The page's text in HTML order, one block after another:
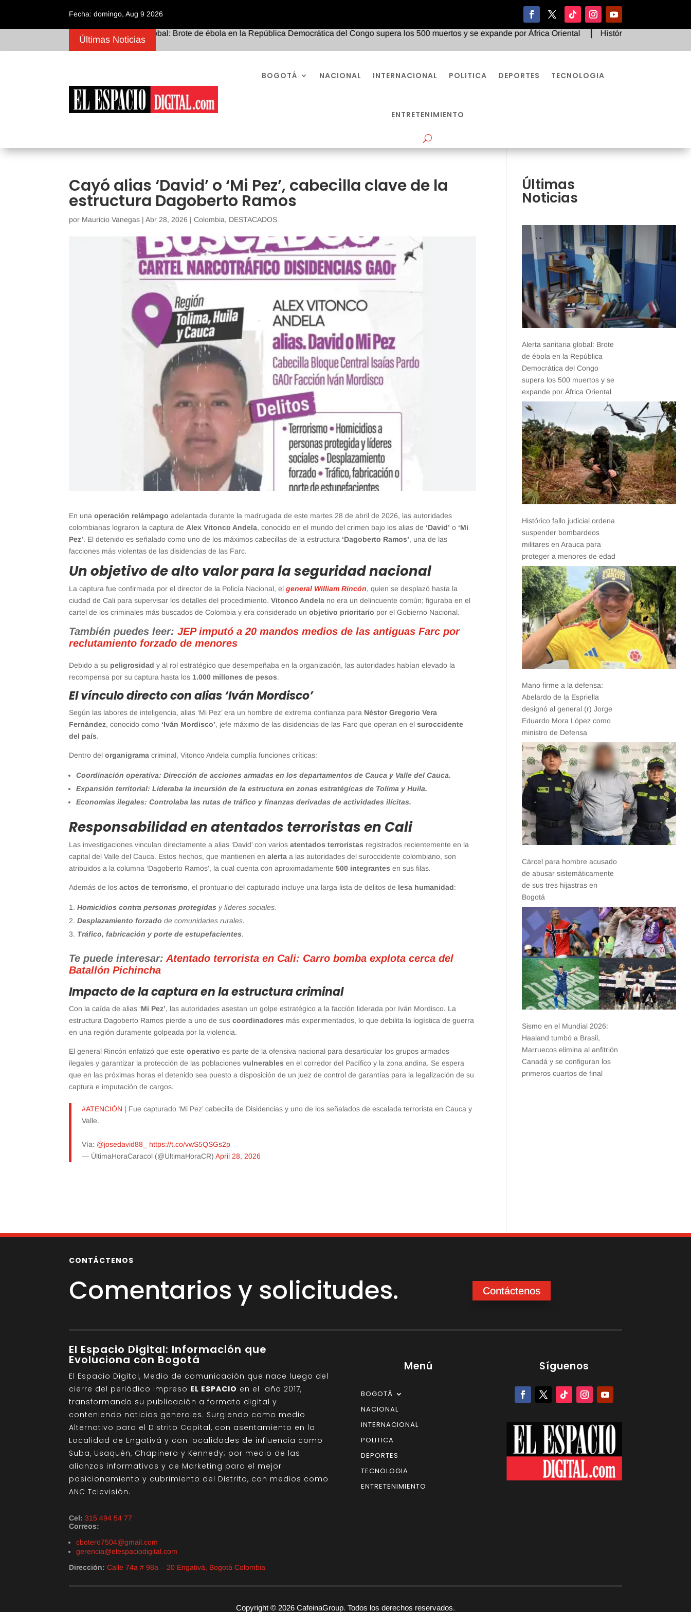
Fecha: domingo, Aug 9 2026
Últimas Noticias
Alerta sanitaria global: Brote de ébola en la República Democrática del Congo supera los 500 muertos y se expande por África Oriental Histórico fallo judicial ordena
BOGOTÁ NACIONAL INTERNACIONAL POLITICA DEPORTES TECNOLOGIA
ENTRETENIMIENTO
Cayó alias ‘David’ o ‘Mi Pez’, cabecilla clave de la
estructura Dagoberto Ramos
por Mauricio Vanegas |Abr 28, 2026 |Colombia, DESTACADOS
En unaoperación relámpago adelantada durante la madrugada de este martes 28 de abril de 2026, las autoridades
colombianas lograron la captura de Alex Vitonco Andela, conocido en el mundo del crimen bajo los alias de ‘David’ o ‘Mi
Pez’. El detenido es señalado como uno de los máximos cabecillas de la estructura ‘Dagoberto Ramos’, una de las
facciones más violentas de las disidencias de las Farc.
Un objetivo de alto valor para la seguridad nacional
La captura fue confirmada por el director de la Policía Nacional, elgeneral William Rincón, quien se desplazó hasta la
ciudad de Cali para supervisar los detalles del procedimiento.Vitonco Andela no era un delincuente común; figuraba en el
cartel de los criminales más buscados de Colombia y era considerado unobjetivo prioritario por el Gobierno Nacional.
También puedes leer:JEP imputó a 20 mandos medios de las antiguas Farc por
reclutamiento forzado de menores
Debido a su peligrosidad y al rol estratégico que desempeñaba en la organización, las autoridades habían elevado la
recompensa por su captura hasta los 1.000 millones de pesos.
El vínculo directo con alias ‘Iván Mordisco’
Según las labores de inteligencia, alias ‘Mi Pez’ era un hombre de extrema confianza para Néstor Gregorio Vera
Fernández, conocido como ‘Iván Mordisco’, jefe máximo de las disidencias de las Farc que operan en elsuroccidente
del país.
Dentro delorganigrama criminal, Vitonco Andela cumplía funciones críticas:
Coordinación operativa: Dirección de acciones armadas en los departamentos de Cauca y Valle del Cauca.
Expansión territorial: Lideraba la incursión de la estructura en zonas estratégicas de Tolima y Huila.
Economías ilegales: Controlaba las rutas de tráfico y finanzas derivadas de actividades ilícitas.
Responsabilidad en atentados terroristas en Cali
Las investigaciones vinculan directamente a alias ‘David’ con variosatentados terroristas registrados recientemente en la
capital del Valle del Cauca. Estos hechos, que mantienen enalerta a las autoridades del suroccidente colombiano, son
atribuidos a la columna ‘Dagoberto Ramos’, la cual cuenta con aproximadamente500 integrantes en sus filas.
Además de losactos de terrorismo, el prontuario del capturado incluye una larga lista de delitos de lesa humanidad:
Homicidios contra personas protegidas y líderes sociales.
Desplazamiento forzado de comunidades rurales.
Tráfico, fabricación y porte de estupefacientes.
Te puede interesar:Atentado terrorista en Cali: Carro bomba explota cerca del
Batallón Pichincha
Impacto de la captura en la estructura criminal
Con la caída de alias ‘Mi Pez’, las autoridades asestan un golpe estratégico a la facción liderada por Iván Mordisco. La
estructura Dagoberto Ramos pierde a uno de suscoordinadores más experimentados, lo que debilita la logística de guerra
en una región duramente golpeada por la violencia.
El general Rincón enfatizó que esteoperativo es parte de la ofensiva nacional para desarticular los grupos armados
ilegales y garantizar la protección de las poblacionesvulnerables en el corredor del Pacífico y la zona andina. Se espera
que en las próximas horas el detenido sea puesto a disposición de un juez de control de garantías para la legalización de su
captura e imputación de cargos.
#ATENCIÓN | Fue capturado ‘Mi Pez’ cabecilla de Disidencias y uno de los señalados de escalada terrorista en Cauca y
Valle.
Vía: @josedavid88_
https://t.co/vwS5QSGs2p
— ÚltimaHoraCaracol (@UltimaHoraCR)April 28, 2026
Últimas
Noticias
Alerta sanitaria global: Brote
de ébola en la República
Democrática del Congo
supera los 500 muertos y se
expande por África Oriental
Histórico fallo judicial ordena
suspender bombardeos
militares en Arauca para
proteger a menores de edad
Mano firme a la defensa:
Abelardo de la Espriella
designó al general (r) Jorge
Eduardo Mora López como
ministro de Defensa
Cárcel para hombre acusado
de abusar sistemáticamente
de sus tres hijastras en
Bogotá
Sismo en el Mundial 2026:
Haaland tumbó a Brasil,
Marruecos elimina al anfitrión
Canadá y se configuran los
primeros cuartos de final
CONTÁCTENOS
Comentarios y solicitudes. Contáctenos
El Espacio Digital: Información que
Evoluciona con Bogotá
El Espacio Digital, Medio de comunicación que nace luego del
cierre del periódico impreso EL ESPACIO en el año 2017,
transformando su publicación a formato digital y
conteniendo noticias generales. Surgiendo como medio
Alternativo para el Distrito Capital, con asentamiento en la
Localidad de Engativá y con localidades de influencia como
Suba, Usaquén, Chapinero y Kennedy; por medio de las
alianzas informativas y de Marketing para el mejor
posicionamiento y cubrimiento del Distrito, con medios como
ANC Televisión.
Cel: 315 494 54 77
Correos:
cbotero7504@gmail.com
gerencia@elespaciodigital.com
Dirección: Calle 74a # 98a – 20 Engativá, Bogotá Colombia
Menú
BOGOTÁ
NACIONAL
INTERNACIONAL
POLITICA
DEPORTES
TECNOLOGIA
ENTRETENIMIENTO
Síguenos
Copyright © 2026 CafeinaGroup. Todos los derechos reservados.